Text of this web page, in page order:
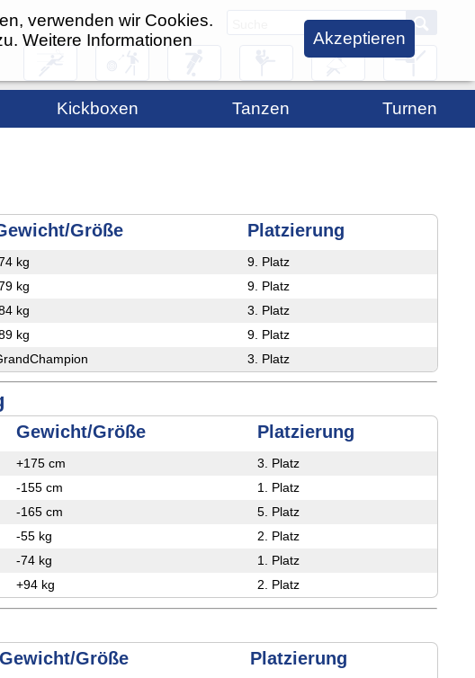
Größe Platzierung
kg
9. Platz
kg
9. Platz
kg
3. Platz
kg
9. Platz
3. Platz
Gewicht/Größe Platzierung
+175 cm
3. Platz
-155 cm
1. Platz
-165 cm
5. Platz
-55 kg
2. Platz
-74 kg
1. Platz
+94 kg 2. Platz
Gewicht/Größe Platzierung
Kickboxen
Gürtelprüfungen
Ansprechpartner
Regeln
Notwehr für
Kampfsportler
Tanzen Turnen
Kursangebote
Trainingszeiten
Berichte
gesucht
verwenden wir Cookies.
Weitere Informationen
Akzeptieren